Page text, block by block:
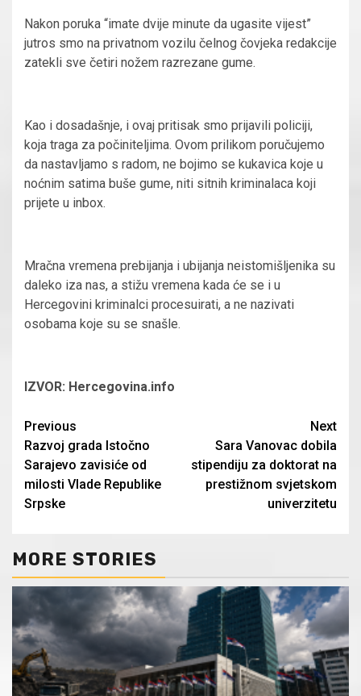
Nakon poruka “imate dvije minute da ugasite vijest”
jutros smo na privatnom vozilu čelnog čovjeka redakcije
zatekli sve četiri nožem razrezane gume.
Kao i dosadašnje, i ovaj pritisak smo prijavili policiji,
koja traga za počiniteljima. Ovom prilikom poručujemo
da nastavljamo s radom, ne bojimo se kukavica koje u
noćnim satima buše gume, niti sitnih kriminalaca koji
prijete u inbox.
Mračna vremena prebijanja i ubijanja neistomišljenika su
daleko iza nas, a stižu vremena kada će se i u
Hercegovini kriminalci procesuirati, a ne nazivati
osobama koje su se snašle.
IZVOR: Hercegovina.info
Continue
Reading
Previous
Razvoj grada Istočno
Sarajevo zavisiće od
milosti Vlade Republike
Srpske
Next
Sara Vanovac dobila
stipendiju za doktorat na
prestižnom svjetskom
univerzitetu
MORE STORIES